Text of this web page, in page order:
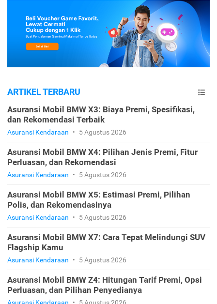
ARTIKEL TERBARU
Asuransi Mobil BMW X3: Biaya Premi, Spesifikasi,
dan Rekomendasi Terbaik
Asuransi Kendaraan • 5 Agustus 2026
Asuransi Mobil BMW X4: Pilihan Jenis Premi, Fitur
Perluasan, dan Rekomendasi
Asuransi Kendaraan • 5 Agustus 2026
Asuransi Mobil BMW X5: Estimasi Premi, Pilihan
Polis, dan Rekomendasinya
Asuransi Kendaraan • 5 Agustus 2026
Asuransi Mobil BMW X7: Cara Tepat Melindungi SUV
Flagship Kamu
Asuransi Kendaraan • 5 Agustus 2026
Asuransi Mobil BMW Z4: Hitungan Tarif Premi, Opsi
Perluasan, dan Pilihan Penyedianya
Asuransi Kendaraan • 5 Agustus 2026